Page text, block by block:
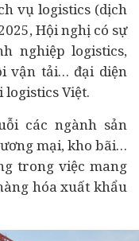
vụ logistics (dịch
Hội nghị có sự
nghiệp logistics,
vận tải… đại diện
Việt.
các ngành sản
mại, kho bãi…
trong việc mang
hóa xuất khẩu